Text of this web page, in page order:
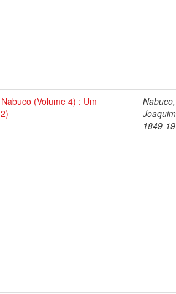
(Volume 4) : Um
Nabuco,
1849-